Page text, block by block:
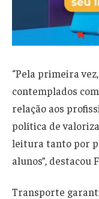
“Pela primeira
contemplados
relação aos
política de
leitura tanto por
alunos”, destacou
Transporte